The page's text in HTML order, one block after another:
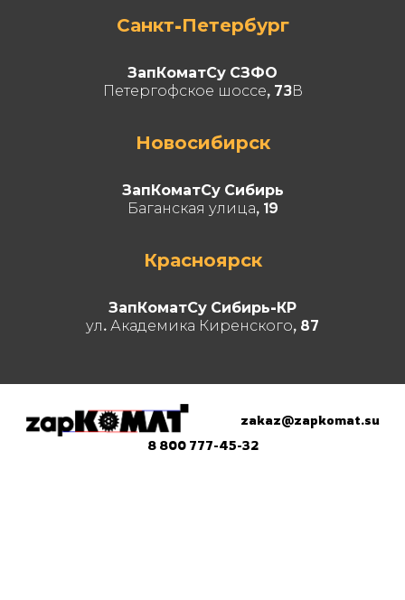
Санкт-Петербург
ЗапКоматСу СЗФО
Петергофское шоссе, 73В
Новосибирск
ЗапКоматСу Сибирь
Баганская улица, 19
Красноярск
ЗапКоматСу Сибирь-КР
ул. Академика Киренского, 87
zakaz@zapkomat.su
8 800 777-45-32